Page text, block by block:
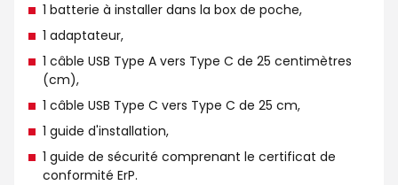
1 batterie à installer dans la box de poche,
1 adaptateur,
1 câble USB Type A vers Type C de 25 centimètres
(cm),
1 câble USB Type C vers Type C de 25 cm,
1 guide d'installation,
1 guide de sécurité comprenant le certificat de
conformité ErP.